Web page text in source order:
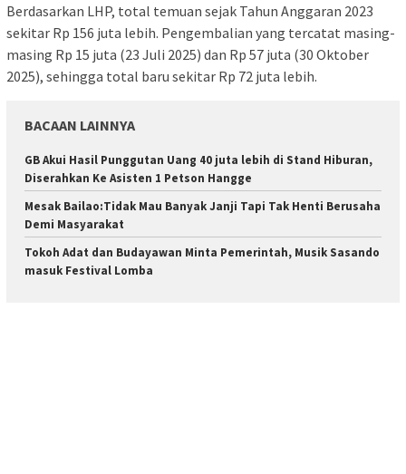
Berdasarkan LHP, total temuan sejak Tahun Anggaran 2023
sekitar Rp 156 juta lebih. Pengembalian yang tercatat masing-
masing Rp 15 juta (23 Juli 2025) dan Rp 57 juta (30 Oktober
2025), sehingga total baru sekitar Rp 72 juta lebih.
BACAAN LAINNYA
GB Akui Hasil Punggutan Uang 40 juta lebih di Stand Hiburan,
Diserahkan Ke Asisten 1 Petson Hangge
Mesak Bailao:Tidak Mau Banyak Janji Tapi Tak Henti Berusaha
Demi Masyarakat
Tokoh Adat dan Budayawan Minta Pemerintah, Musik Sasando
masuk Festival Lomba